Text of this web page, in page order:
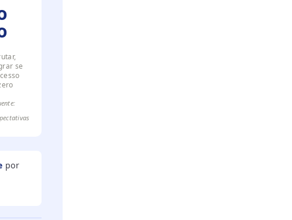
se
por